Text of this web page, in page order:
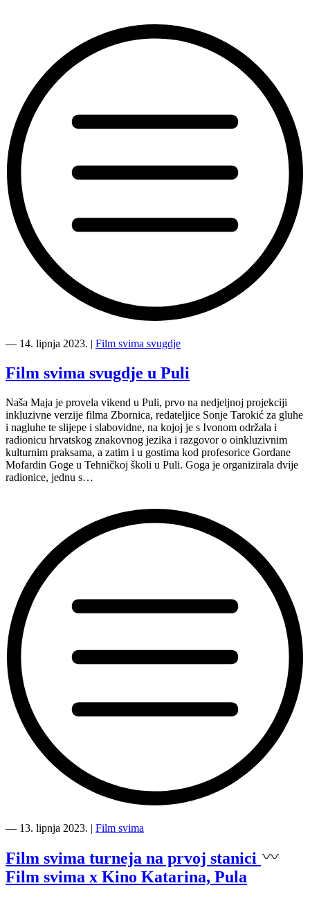
Film
svugdje
susret
VEĆ!?”
― 14. lipnja 2023. | Film svima svugdje
Film svima svugdje u Puli
Naša Maja je provela vikend u Puli, prvo na nedjeljnoj projekciji
inkluzivne verzije filma Zbornica, redateljice Sonje Tarokić za gluhe
i nagluhe te slijepe i slabovidne, na kojoj je s Ivonom održala i
radionicu hrvatskog znakovnog jezika i razgovor o oinkluzivnim
kulturnim praksama, a zatim i u gostima kod profesorice Gordane
Mofardin Goge u Tehničkoj školi u Puli. Goga je organizirala dvije
radionice, jednu s…
svima
u
Puli”
― 13. lipnja 2023. | Film svima
Film svima turneja na prvoj stanici
Film svima x Kino Katarina, Pula